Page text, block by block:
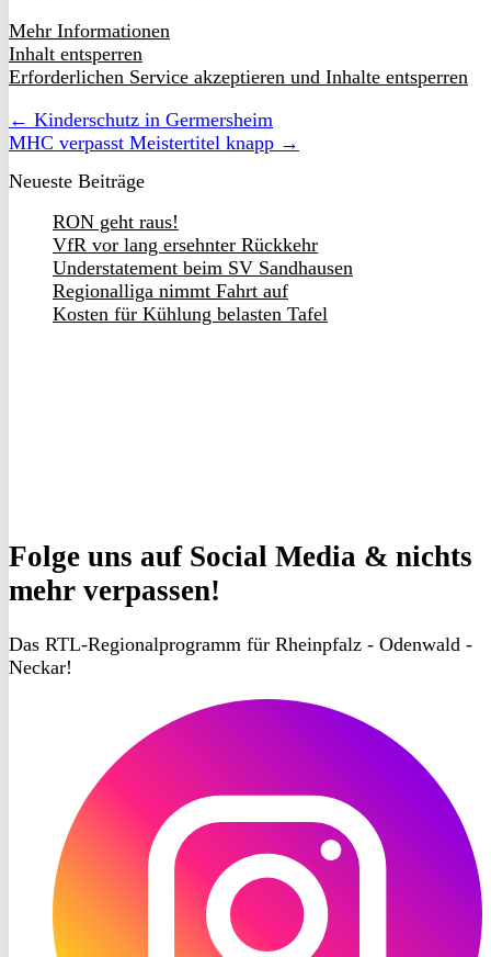
Mehr Informationen
Inhalt entsperren
Erforderlichen Service akzeptieren und Inhalte entsperren
← Kinderschutz in Germersheim
MHC verpasst Meistertitel knapp →
Neueste Beiträge
RON geht raus!
VfR vor lang ersehnter Rückkehr
Understatement beim SV Sandhausen
Regionalliga nimmt Fahrt auf
Kosten für Kühlung belasten Tafel
Folge uns auf Social Media & nichts
mehr verpassen!
Das RTL-Regionalprogramm für Rheinpfalz - Odenwald -
Neckar!
Instagram